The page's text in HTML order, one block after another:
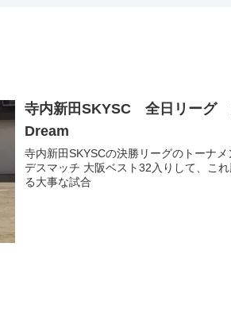
寺内新田SKYSC 全日リーグ
Dream
寺内新田SKYSCの決勝リーグのトーナ
デスマッチ 大阪ベスト32入りして、こ
る大事な試合